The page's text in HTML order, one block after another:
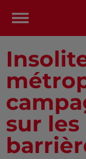
sur les